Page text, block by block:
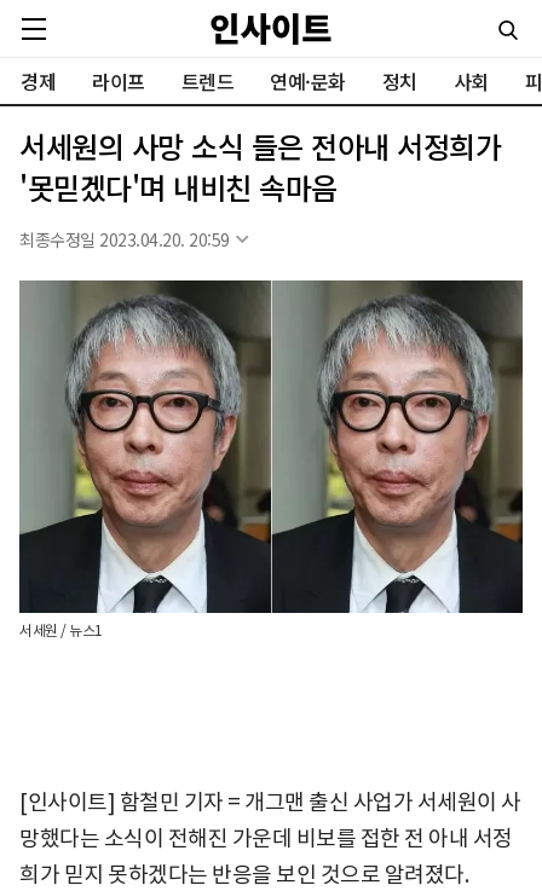
경제 라이프 트렌드 연예·문화 정치 사회
서세원의 사망 소식 들은 전아내 서정희가
'못믿겠다'며 내비친 속마음
최종수정일 2023.04.20. 20:59
서세원 / 뉴스1
[인사이트] 함철민 기자 = 개그맨 출신 사업가 서세원이 사
망했다는 소식이 전해진 가운데 비보를 접한 전 아내 서정
희가 믿지 못하겠다는 반응을 보인 것으로 알려졌다.